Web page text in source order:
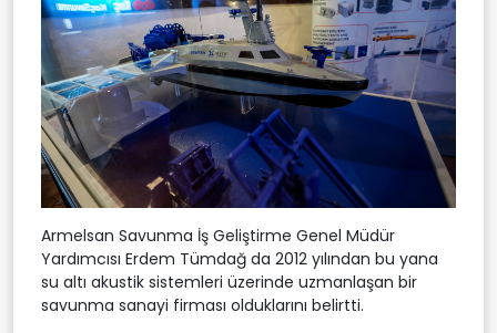
Armelsan Savunma İş Geliştirme Genel Müdür
Yardımcısı Erdem Tümdağ da 2012 yılından bu yana
su altı akustik sistemleri üzerinde uzmanlaşan bir
savunma sanayi firması olduklarını belirtti.